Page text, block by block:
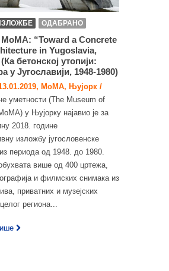
ОДАБРАНО
“Toward a Concrete
in Yugoslavia,
бетонској утопији:
у Југославији, 1948-1980)
MoMA, Њујорк /
уметности (The Museum of
у Њујорку најавио је за
2018. године
изложбу југословенске
периода од 1948. до 1980.
више од 400 цртежа,
и филмских снимака из
приватних и музејских
региона...